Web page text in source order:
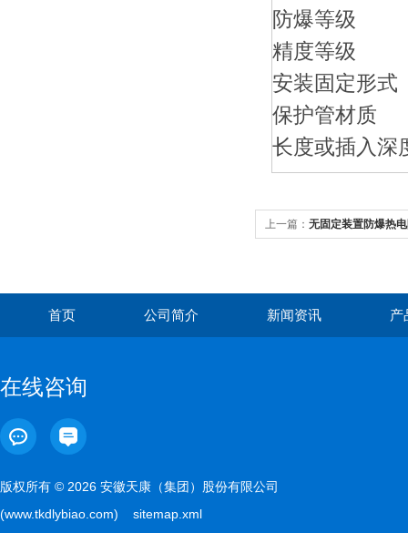
防爆等级
精度等级
安装固定形式
保护管材质
长度或插入深
上一篇： 无固定装置防爆热
首页 公司简介 新闻资讯 产
在线咨询
版权所有 © 2026 安徽天康（集团）股份有限公司
(www.tkdlybiao.com) sitemap.xml